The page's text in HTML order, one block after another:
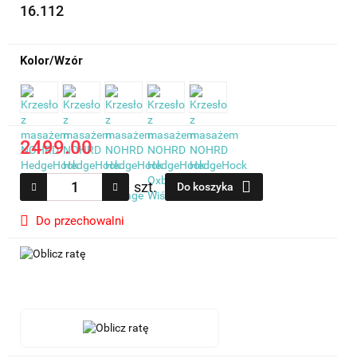
16.112
Kolor/Wzór
2499.00
szt. Do koszyka
Do przechowalni